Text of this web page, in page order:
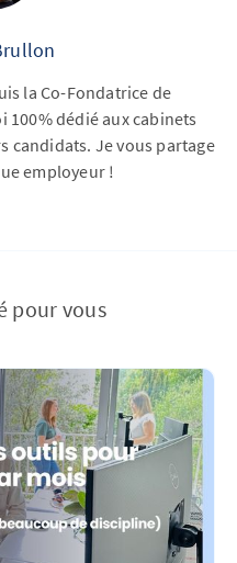
la Co-Fondatrice de
dédié aux cabinets
candidats. Je vous partage
employeur !
pour vous